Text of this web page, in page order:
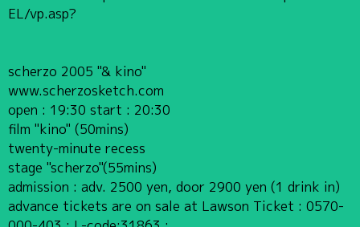
EL/vp.asp?
scherzo 2005 "& kino"
www.scherzosketch.com
open : 19:30 start : 20:30
film "kino" (50mins)
twenty-minute recess
stage "scherzo"(55mins)
admission : adv. 2500 yen, door 2900 yen (1 drink in)
advance tickets are on sale at Lawson Ticket : 0570-